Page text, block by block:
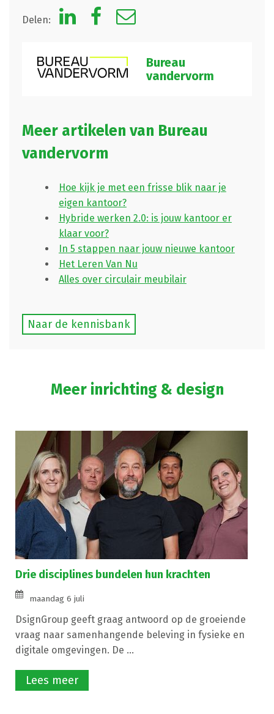
Delen:
Bureau
vandervorm
Meer artikelen van Bureau
vandervorm
Hoe kijk je met een frisse blik naar je
eigen kantoor?
Hybride werken 2.0: is jouw kantoor er
klaar voor?
In 5 stappen naar jouw nieuwe kantoor
Het Leren Van Nu
Alles over circulair meubilair
Naar de kennisbank
Meer inrichting & design
Drie disciplines bundelen hun krachten
maandag 6 juli
DsignGroup geeft graag antwoord op de groeiende
vraag naar samenhangende beleving in fysieke en
digitale omgevingen. De ...
Lees meer